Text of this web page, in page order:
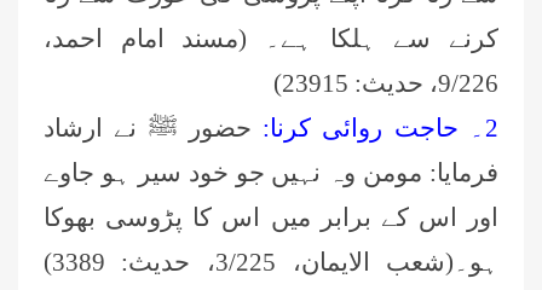
کرنے سے ہلکا ہے۔ (مسند امام احمد،
9/226، حدیث: 23915)
2۔ حاجت روائی کرنا:
حضور ﷺ نے ارشاد
فرمایا: مومن وہ نہیں جو خود سیر ہو جاوے
اور اس کے برابر میں اس کا پڑوسی بھوکا
ہو۔(شعب الایمان، 3/225، حدیث: 3389)